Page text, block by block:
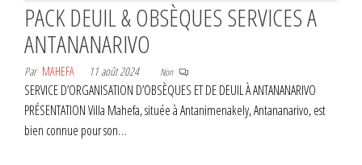
PACK DEUIL & OBSÈQUES SERVICES A
ANTANANARIVO
Par MAHEFA 11 août 2024 Non
SERVICE D’ORGANISATION D’OBSÈQUES ET DE DEUIL À ANTANANARIVO
PRÉSENTATION Villa Mahefa, située à Antanimenakely, Antananarivo, est
bien connue pour son…